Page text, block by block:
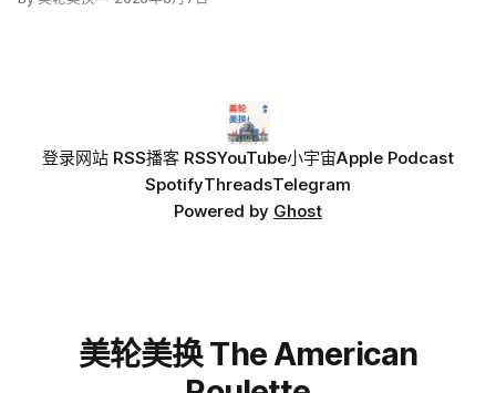
登录网站 RSS播客 RSSYouTube小宇宙Apple Podcast
SpotifyThreadsTelegram
Powered by Ghost
美轮美换 The American